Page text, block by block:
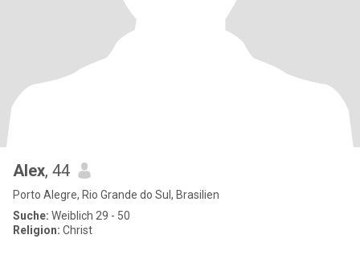
Alex, 44
Porto Alegre, Rio Grande do Sul, Brasilien
Suche: Weiblich 29 - 50
Religion: Christ